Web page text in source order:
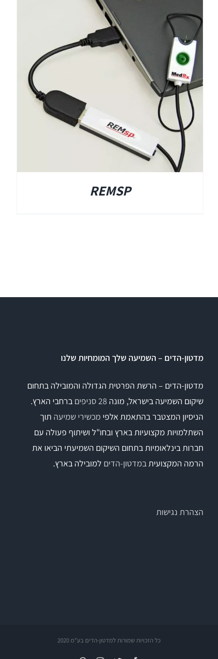
REMSP
מדטון-הדים – השמיעה שלך המומחיות שלנו
מדטון-הדים – הרשת הפרטית הגדולה והמובילה בתחום
שיקום השמיעה בישראל, מונה 28 סניפים
ברחבי הארץ.
הניסיון המצטבר בהתאמת אלפי מכשירי שמיעה תוך
השתלמויות מקצועיות בארץ ובחו"ל ושיתוף פעולה עם
חברות בינלאומיות בתחום השיקום השמיעתי הביאו את
הרמה המקצועיתבמדטון-הדים למובילה בארץ.
הצהרת נגישות
כל הזכויות שמורות למדטון-הדים בע"מ 2020